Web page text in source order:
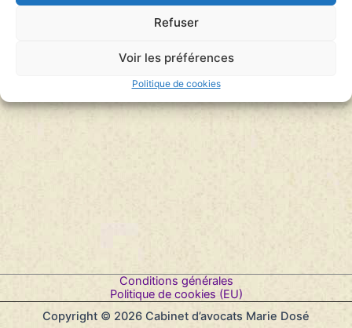
Refuser
Voir les préférences
Politique de cookies
Lecteur
Conditions générales
Politique de cookies (EU)
Copyright © 2026 Cabinet d’avocats Marie Dosé